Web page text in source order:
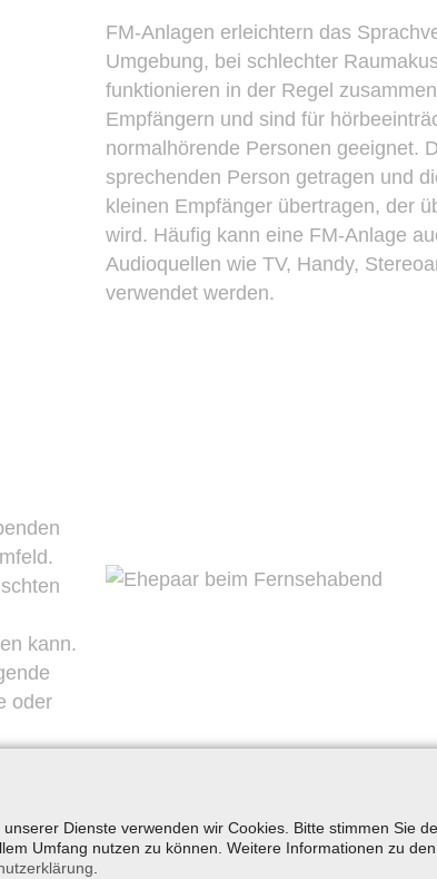
FM-Anlagen erleichtern das
Umgebung, bei schlechter
funktionieren in der Regel
Empfängern und sind für
normalhörende Personen geeignet.
sprechenden Person getragen und
kleinen Empfänger übertragen, der
wird. Häufig kann eine FM-Anlage
Audioquellen wie TV, Handy,
verwendet werden.
kann.
oder
Dienste verwenden wir Cookies. Bitte stimmen Sie
Umfang nutzen zu können. Weitere Informationen zu den